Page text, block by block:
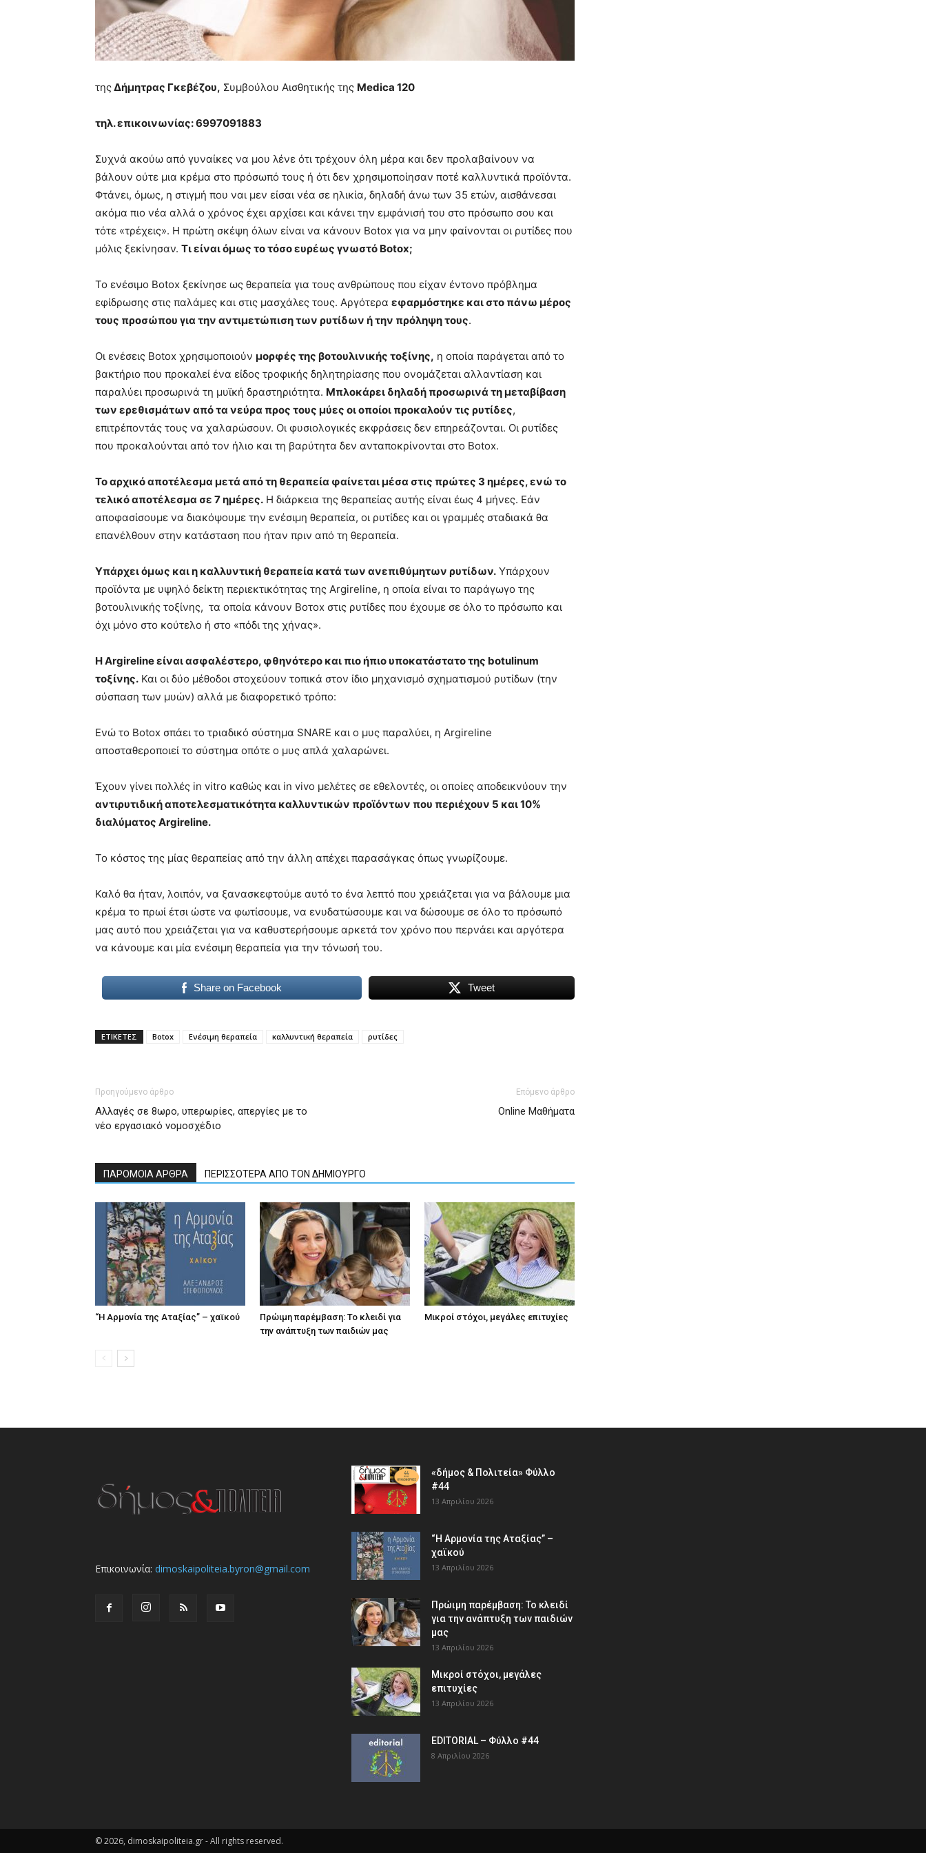
τηςΔήμητρας Γκεβέζου, Συμβούλου Aισθητικής της Medica 120
τηλ. επικοινωνίας: 6997091883
Συχνά ακούω από γυναίκες να μου λένε ότι τρέχουν όλη μέρα και δεν προλαβαίνουν να
βάλουν ούτε μια κρέμα στο πρόσωπό τους ή ότι δεν χρησιμοποίησαν ποτέ καλλυντικά προϊόντα.
Φτάνει, όμως, η στιγμή που ναι μεν είσαι νέα σε ηλικία, δηλαδή άνω των 35 ετών, αισθάνεσαι
ακόμα πιο νέα αλλά ο χρόνος έχει αρχίσει και κάνει την εμφάνισή του στο πρόσωπο σου και
τότε «τρέχεις». Η πρώτη σκέψη όλων είναι να κάνουν Botox για να μην φαίνονται οι ρυτίδες που
μόλις ξεκίνησαν. Τι είναι όμως το τόσο ευρέως γνωστό Botox;
Το ενέσιμο Botox ξεκίνησε ως θεραπεία για τους ανθρώπους που είχαν έντονο πρόβλημα
εφίδρωσης στις παλάμες και στις μασχάλες τους. Αργότερα εφαρμόστηκε και στο πάνω μέρος
τους προσώπου για την αντιμετώπιση των ρυτίδων ή την πρόληψη τους.
Οι ενέσεις Botox χρησιμοποιούν μορφές της βοτουλινικής τοξίνης, η οποία παράγεται από το
βακτήριο που προκαλεί ένα είδος τροφικής δηλητηρίασης που ονομάζεται αλλαντίαση και
παραλύει προσωρινά τη μυϊκή δραστηριότητα. Μπλοκάρει δηλαδή προσωρινά τη μεταβίβαση
των ερεθισμάτων από τα νεύρα προς τους μύες οι οποίοι προκαλούν τις ρυτίδες,
επιτρέποντάς τους να χαλαρώσουν. Οι φυσιολογικές εκφράσεις δεν επηρεάζονται. Οι ρυτίδες
που προκαλούνται από τον ήλιο και τη βαρύτητα δεν ανταποκρίνονται στο Botox.
Το αρχικό αποτέλεσμα μετά από τη θεραπεία φαίνεται μέσα στις πρώτες 3 ημέρες, ενώ το
τελικό αποτέλεσμα σε 7 ημέρες. Η διάρκεια της θεραπείας αυτής είναι έως 4 μήνες. Εάν
αποφασίσουμε να διακόψουμε την ενέσιμη θεραπεία, οι ρυτίδες και οι γραμμές σταδιακά θα
επανέλθουν στην κατάσταση που ήταν πριν από τη θεραπεία.
Υπάρχει όμως και η καλλυντική θεραπεία κατά των ανεπιθύμητων ρυτίδων. Υπάρχουν
προϊόντα με υψηλό δείκτη περιεκτικότητας της Argireline, η οποία είναι το παράγωγο της
βοτουλινικής τοξίνης, τα οποία κάνουν Boτοx στις ρυτίδες που έχουμε σε όλο το πρόσωπο και
όχι μόνο στο κούτελο ή στο «πόδι της χήνας».
Η Argireline είναι ασφαλέστερο, φθηνότερο και πιο ήπιο υποκατάστατο της botulinum
τοξίνης. Και οι δύο μέθοδοι στοχεύουν τοπικά στον ίδιο μηχανισμό σχηματισμού ρυτίδων (την
σύσπαση των μυών) αλλά με διαφορετικό τρόπο:
Ενώ το Botox σπάει το τριαδικό σύστημα SNARE και ο μυς παραλύει, η Argireline
αποσταθεροποιεί το σύστημα οπότε ο μυς απλά χαλαρώνει.
Έχουν γίνει πολλές in vitro καθώς και in vivo μελέτες σε εθελοντές, οι οποίες αποδεικνύουν την
αντιρυτιδική αποτελεσματικότητα καλλυντικών προϊόντων που περιέχουν 5 και 10%
διαλύματος Argireline.
Το κόστος της μίας θεραπείας από την άλλη απέχει παρασάγκας όπως γνωρίζουμε.
Καλό θα ήταν, λοιπόν, να ξανασκεφτούμε αυτό το ένα λεπτό που χρειάζεται για να βάλουμε μια
κρέμα το πρωί έτσι ώστε να φωτίσουμε, να ενυδατώσουμε και να δώσουμε σε όλο το πρόσωπό
μας αυτό που χρειάζεται για να καθυστερήσουμε αρκετά τον χρόνο που περνάει και αργότερα
να κάνουμε και μία ενέσιμη θεραπεία για την τόνωσή του.
Share on Facebook Tweet
ΕΤΙΚΕΤΕΣ Botox Ενέσιμη θεραπεία καλλυντική θεραπεία ρυτίδες
Προηγούμενο άρθρο
Aλλαγές σε 8ωρο, υπερωρίες, απεργίες με το
νέο εργασιακό νομοσχέδιο
Επόμενο άρθρο
Online Μαθήματα
ΠΑΡΟΜΟΙΑ ΑΡΘΡΑ ΠΕΡΙΣΣΟΤΕΡΑ ΑΠΟ ΤΟΝ ΔΗΜΙΟΥΡΓΟ
“Η Αρμονία της Αταξίας” – χαϊκού
Πρώιμη παρέμβαση: Το κλειδί για
την ανάπτυξη των παιδιών µας
Μικροί στόχοι, μεγάλες επιτυχίες
Επικοινωνία: dimoskaipoliteia.byron@gmail.com
«δήμος & Πολιτεία» Φύλλο
#44
13 Απριλίου 2026
“Η Αρμονία της Αταξίας” –
χαϊκού
13 Απριλίου 2026
Πρώιμη παρέμβαση: Το κλειδί
για την ανάπτυξη των παιδιών
µας
13 Απριλίου 2026
Μικροί στόχοι, μεγάλες
επιτυχίες
13 Απριλίου 2026
EDITORIAL – Φύλλο #44
8 Απριλίου 2026
© 2026, dimoskaipoliteia.gr - All rights reserved.